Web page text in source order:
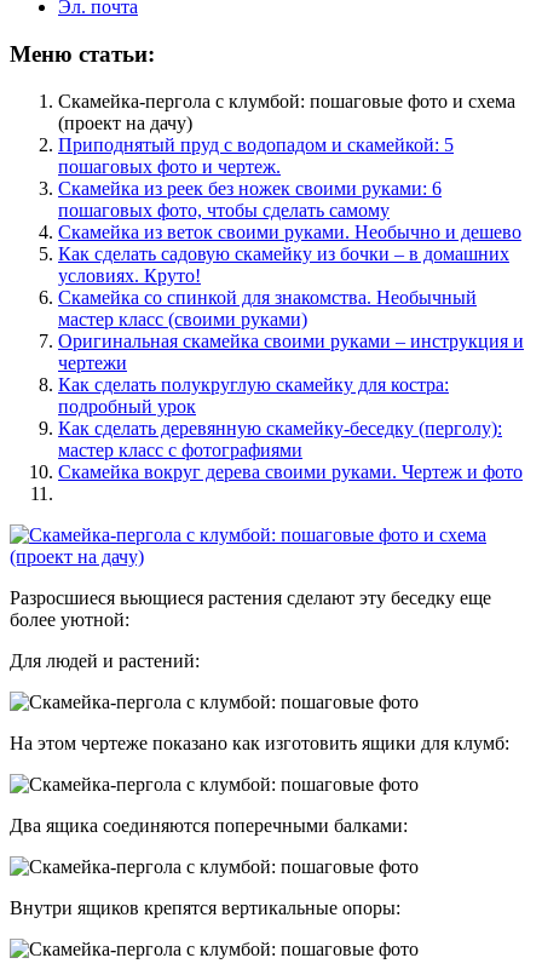
Эл. почта
Меню статьи:
Скамейка-пергола с клумбой: пошаговые фото и схема
(проект на дачу)
Приподнятый пруд с водопадом и скамейкой: 5
пошаговых фото и чертеж.
Скамейка из реек без ножек своими руками: 6
пошаговых фото, чтобы сделать самому
Скамейка из веток своими руками. Необычно и дешево
Как сделать садовую скамейку из бочки – в домашних
условиях. Круто!
Скамейка со спинкой для знакомства. Необычный
мастер класс (своими руками)
Оригинальная скамейка своими руками – инструкция и
чертежи
Как сделать полукруглую скамейку для костра:
подробный урок
Как сделать деревянную скамейку-беседку (перголу):
мастер класс с фотографиями
Скамейка вокруг дерева своими руками. Чертеж и фото
Разросшиеся вьющиеся растения сделают эту беседку еще
более уютной:
Для людей и растений:
На этом чертеже показано как изготовить ящики для клумб:
Два ящика соединяются поперечными балками:
Внутри ящиков крепятся вертикальные опоры: